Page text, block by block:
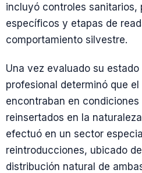
incluyó controles sanitarios,
específicos y etapas de
comportamiento silvestre.
Una vez evaluado su
profesional determinó que
encontraban en
reinsertados en la
efectuó en un sector
reintroducciones, ubicado
distribución natural de